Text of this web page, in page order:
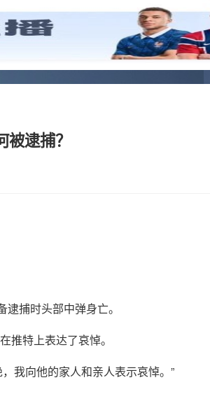
逮捕？
捕时头部中弹身亡。
推特上表达了哀悼。
我向他的家人和亲人表示哀悼。”